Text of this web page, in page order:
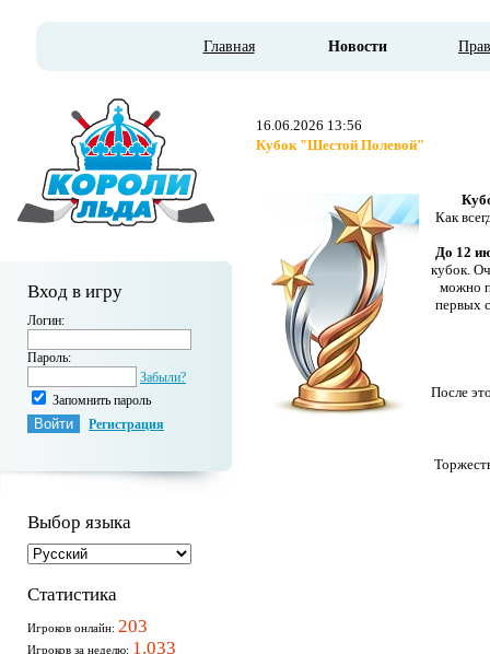
Главная Новости
Вход в игру
Логин:
Пароль:
Забыли?
Запомнить пароль
Регистрация
Выбор языка
Статистика
Игроков онлайн: 203
Игроков за неделю: 1.033
16.06.2026 13:56
Кубок "Шестой Полевой"
Как
До 12
кубок.
можно
первых
После